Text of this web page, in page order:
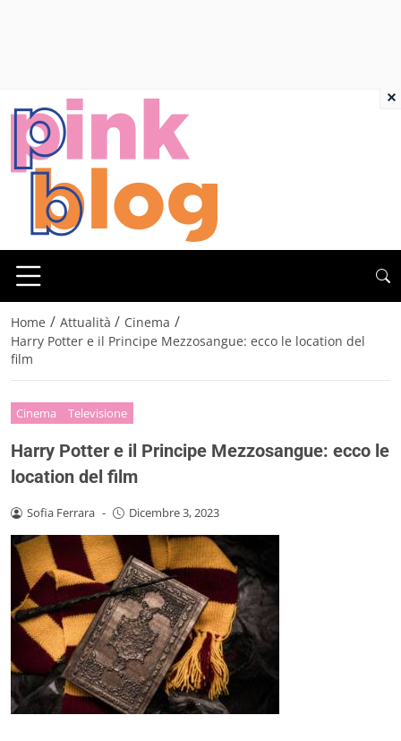
Home / Attualità / Cinema /
Harry Potter e il Principe Mezzosangue: ecco le location del
film
Cinema Televisione
Harry Potter e il Principe Mezzosangue: ecco le
location del film
Sofia Ferrara - Dicembre 3, 2023
×